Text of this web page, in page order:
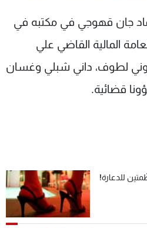
جان قهوجي في مكتبه في
المالية القاضي علي
طوني لطوف، داني شبلي وغسان
قضائية.
للدعارة!
وظائف
تواصل معنا